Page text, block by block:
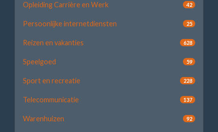
Opleiding Carrière en Werk 42
Persoonlijke internetdiensten 25
Reizen en vakanties 628
Speelgoed 59
Sport en recreatie 228
Telecommunicatie 137
Warenhuizen 92